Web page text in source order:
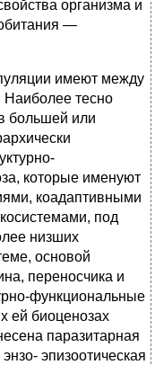
организма и
—
имеют между
Наиболее тесно
большей или
которые именуют
коадаптивными
под
низших
основой
переносчика и
функциональные
ей биоценозах
паразитарная
эпизоотическая